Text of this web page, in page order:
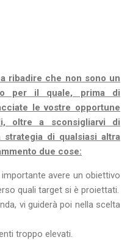
ribadire che non sono un
per il quale, prima di
le vostre opportune
oltre a sconsigliarvi di
di qualsiasi altra
due cose:
avere un obiettivo
quali target si è proiettati.
vi guiderà poi nella scelta
troppo elevati.